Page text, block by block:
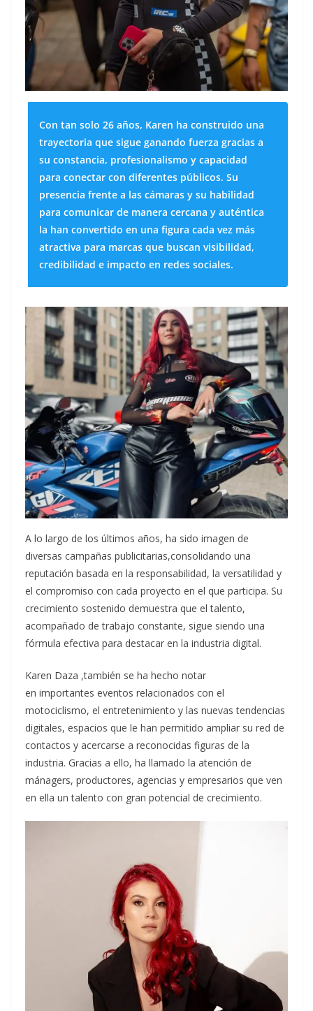
Con tan solo 26 años, Karen ha construido una
trayectoria que sigue ganando fuerza gracias a
su constancia, profesionalismo y capacidad
para conectar con diferentes públicos. Su
presencia frente a las cámaras y su habilidad
para comunicar de manera cercana y auténtica
la han convertido en una figura cada vez más
atractiva para marcas que buscan visibilidad,
credibilidad e impacto en redes sociales.
A lo largo de los últimos años, ha sido imagen de
diversas campañas publicitarias,consolidando una
reputación basada en la responsabilidad, la versatilidad y
el compromiso con cada proyecto en el que participa. Su
crecimiento sostenido demuestra que el talento,
acompañado de trabajo constante, sigue siendo una
fórmula efectiva para destacar en la industria digital.
Karen Daza ,también se ha hecho notar
en importantes eventos relacionados con el
motociclismo, el entretenimiento y las nuevas tendencias
digitales, espacios que le han permitido ampliar su red de
contactos y acercarse a reconocidas figuras de la
industria. Gracias a ello, ha llamado la atención de
mánagers, productores, agencias y empresarios que ven
en ella un talento con gran potencial de crecimiento.